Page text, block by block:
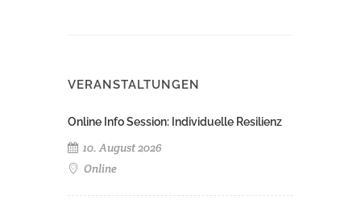
VERANSTALTUNGEN
Online Info Session: Individuelle Resilienz
10. August 2026
Online